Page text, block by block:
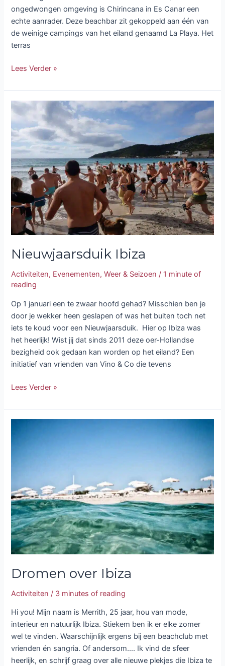
ongedwongen omgeving is Chirincana in Es Canar een
echte aanrader. Deze beachbar zit gekoppeld aan één van
de weinige campings van het eiland genaamd La Playa. Het
terras
Lees Verder »
Nieuwjaarsduik Ibiza
Activiteiten, Evenementen,Weer & Seizoen / 1 minute of
reading
Op 1 januari een te zwaar hoofd gehad? Misschien ben je
door je wekker heen geslapen of was het buiten toch net
iets te koud voor een Nieuwjaarsduik. Hier op Ibiza was
het heerlijk! Wist jij dat sinds 2011 deze oer-Hollandse
bezigheid ook gedaan kan worden op het eiland? Een
initiatief van vrienden van Vino & Co die tevens
Nieuwjaarsduik
Lees Verder »
Dromen over Ibiza
Activiteiten / 3 minutes of reading
Hi you! Mijn naam is Merrith, 25 jaar, hou van mode,
interieur en natuurlijk Ibiza. Stiekem ben ik er elke zomer
wel te vinden. Waarschijnlijk ergens bij een beachclub met
vrienden én sangria. Of andersom…. Ik vind de sfeer
heerlijk, en schrijf graag over alle nieuwe plekjes die Ibiza te